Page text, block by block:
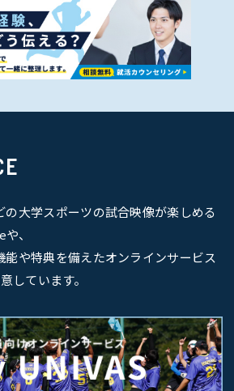
大学スポーツの試合映像が楽しめる
、
や特典を備えたオンラインサービス
しています。